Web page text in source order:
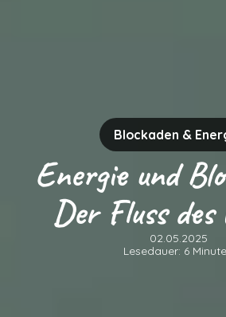
Blockaden &
Energie und
Der Fluss des
02.05.2025
Lesedauer: 6